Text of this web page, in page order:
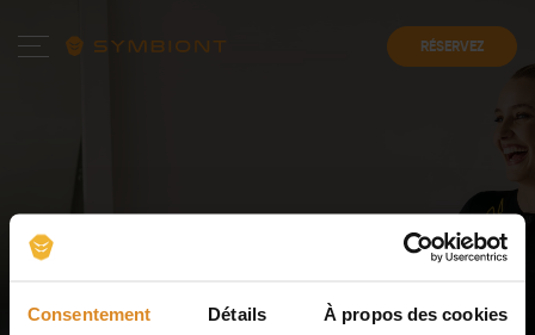
Consentement Détails À propos des cookies
RÉSERVEZ